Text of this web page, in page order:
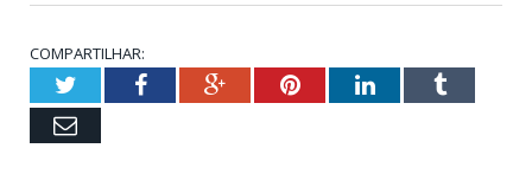
COMPARTILHAR:
TwitterFacebookGoogle+PinterestLinkedInTumblr
Email